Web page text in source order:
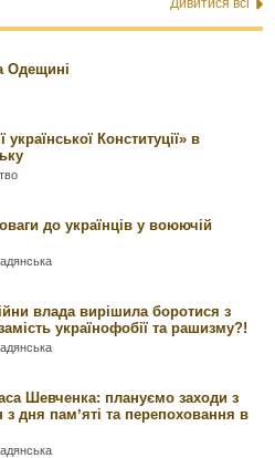
Дивитися всі
Одещині
української Конституції» в
до українців у воюючій
влада вирішила боротися з
українофобії та рашизму?!
Шевченка: плануємо заходи з
з дня памʼяті та перепоховання в